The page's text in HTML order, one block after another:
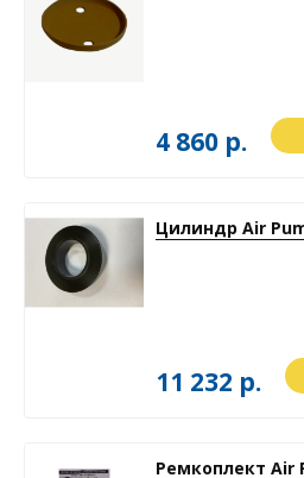
4 860 р.
Цилиндр Air
11 232 р.
Ремкоплект Air